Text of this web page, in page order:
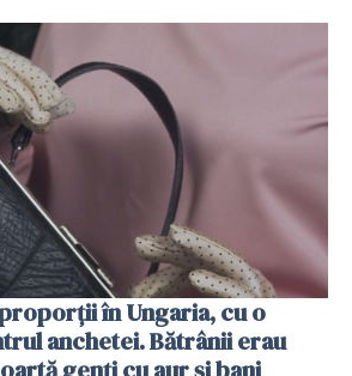
în Ungaria, cu o
anchetei. Bătrânii erau